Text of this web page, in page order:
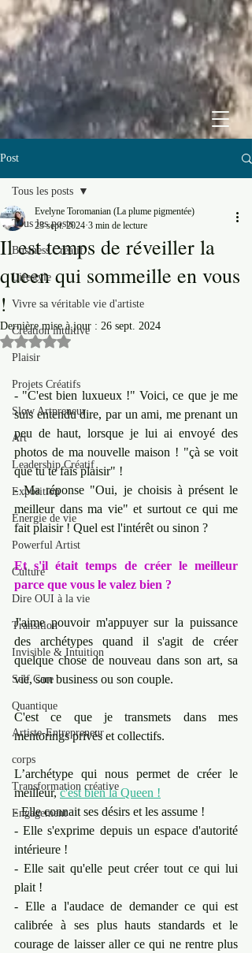
Post
Tous les posts
Business Créatif
Lifestyle
Vivre sa véritable vie d'artiste
Création intuitive
Plaisir
Projets Créatifs
Slow Artpreneur
Art
Leadership Créatif
Exposition
Energie de vie
Powerful Artist
Culture
Dire OUI à la vie
Transition
Invisible & Intuition
Self Care
Quantique
Artiste-Entrepreneur
corps
Transformation créative
Engagement
Tous les posts
Il est temps de réveiller la
queen qui sommeille en vous
!
Evelyne Toromanian (La plume pigmentée)
23 sept. 2024 3 min de lecture
Dernière mise à jour : 26 sept. 2024
Noté NaN étoiles sur 5.
- "C'est bien luxueux !" Voici, ce que je me
suis entendu dire, par un ami, me prenant un
peu de haut, lorsque je lui ai envoyé des
photos de ma nouvelle maison ! "çà se voit
que tu te fais plaisir" !
- Ma réponse "Oui, je choisis à présent le
meilleur dans ma vie" et surtout ce qui me
fait plaisir ! Quel est l'intérêt ou sinon ?
Et s'il était temps de créer le meilleur
parce que vous le valez bien ?
J'aime pouvoir m'appuyer sur la puissance
des archétypes quand il s'agit de créer
quelque chose de nouveau dans son art, sa
vie, son business ou son couple.
C'est ce que je transmets dans mes
mentorings privés et collectifs.
L’archétype qui nous permet de créer le
meilleur, c'est bien la Queen !
- Elle connait ses désirs et les assume !
- Elle s'exprime depuis un espace d'autorité
intérieure !
- Elle sait qu'elle peut créer tout ce qui lui
plait !
- Elle a l'audace de demander ce qui est
calibrée à ses plus hauts standards et le
courage de laisser aller ce qui ne rentre plus